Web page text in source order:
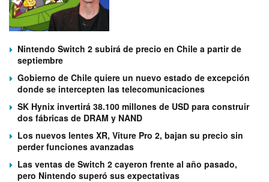
Nintendo Switch 2 subirá de precio en Chile a partir de
septiembre
Gobierno de Chile quiere un nuevo estado de excepción
donde se intercepten las telecomunicaciones
SK Hynix invertirá 38.100 millones de USD para construir
dos fábricas de DRAM y NAND
Los nuevos lentes XR, Viture Pro 2, bajan su precio sin
perder funciones avanzadas
Las ventas de Switch 2 cayeron frente al año pasado,
pero Nintendo superó sus expectativas